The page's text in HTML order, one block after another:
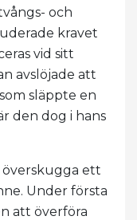
och
kravet
vid sitt
avslöjade att
släppte en
den dog i hans
ett
Under första
att överföra